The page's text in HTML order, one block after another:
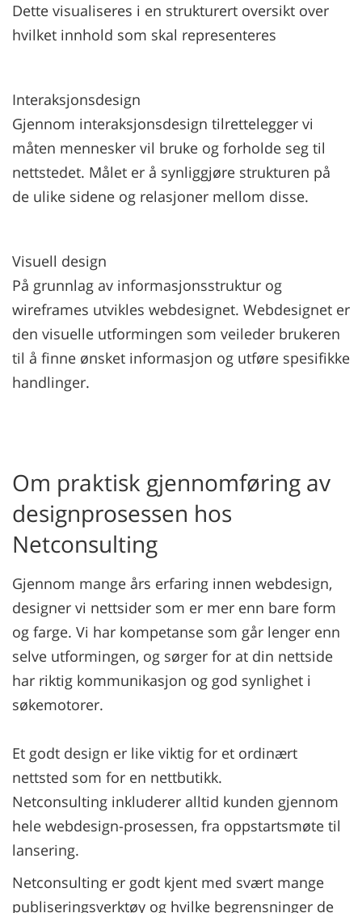
Dette visualiseres i en strukturert oversikt over
hvilket innhold som skal representeres
Interaksjonsdesign
Gjennom interaksjonsdesign tilrettelegger vi
måten mennesker vil bruke og forholde seg til
nettstedet. Målet er å synliggjøre strukturen på
de ulike sidene og relasjoner mellom disse.
Visuell design
På grunnlag av informasjonsstruktur og
wireframes utvikles webdesignet. Webdesignet er
den visuelle utformingen som veileder brukeren
til å finne ønsket informasjon og utføre spesifikke
handlinger.
Om praktisk gjennomføring av
designprosessen hos
Netconsulting
Gjennom mange års erfaring innen webdesign,
designer vi nettsider som er mer enn bare form
og farge. Vi har kompetanse som går lenger enn
selve utformingen, og sørger for at din nettside
har riktig kommunikasjon og god synlighet i
søkemotorer.
Et godt design er like viktig for et ordinært
nettsted som for en nettbutikk.
Netconsulting inkluderer alltid kunden gjennom
hele webdesign-prosessen, fra oppstartsmøte til
lansering.
Netconsulting er godt kjent med svært mange
publiseringsverktøy og hvilke begrensninger de